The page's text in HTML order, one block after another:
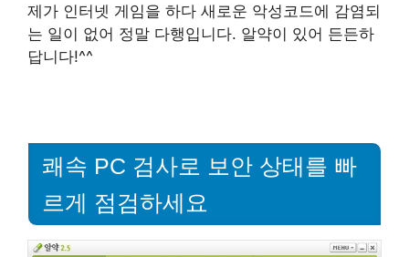
제가 인터넷 게임을 하다 새로운 악성코드에 감염되
는 일이 없어 정말 다행입니다. 알약이 있어 든든하
답니다!^^
쾌속 PC 검사로 보안 상태를 빠
르게 점검하세요